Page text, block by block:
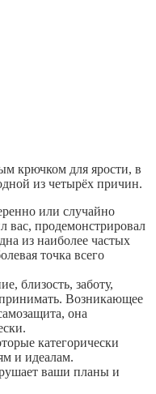
крючком для ярости, в
из четырёх причин.
или случайно
вас, продемонстрировал
из наиболее частых
точка всего
близость, заботу,
Возникающее
она
категорически
и идеалам.
ваши планы и